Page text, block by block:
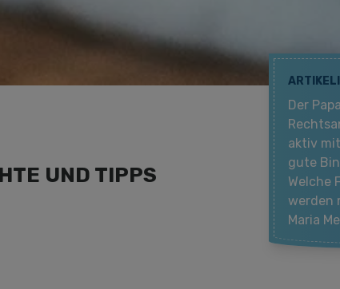
UND TIPPS
Der
aktiv
gute
Welche
werden
Maria